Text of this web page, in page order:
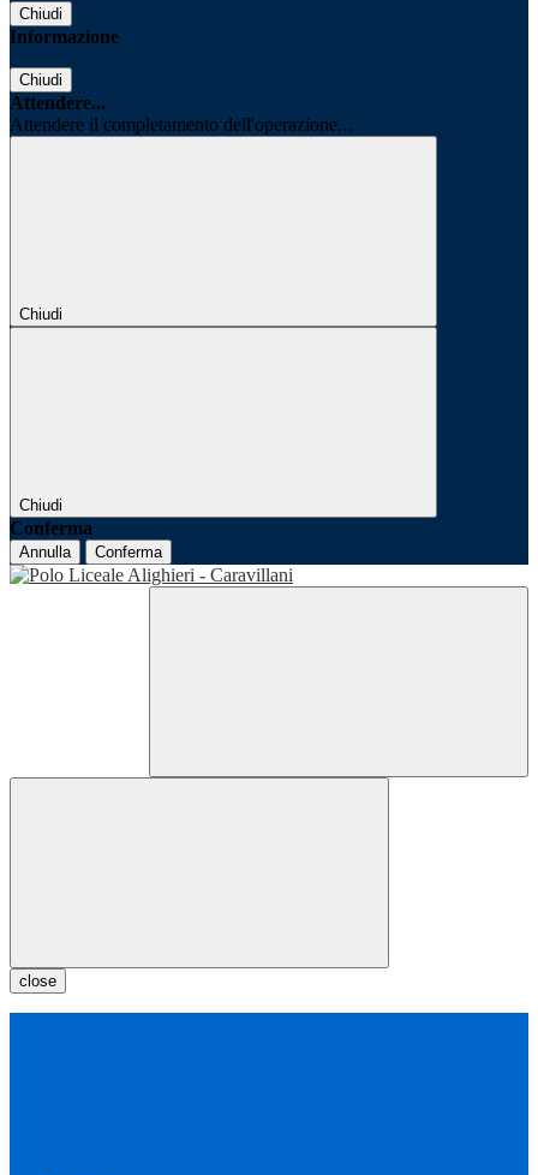
Chiudi
Informazione
Chiudi
Attendere...
Attendere il completamento dell'operazione...
Chiudi
Chiudi
Conferma
Annulla Conferma
close